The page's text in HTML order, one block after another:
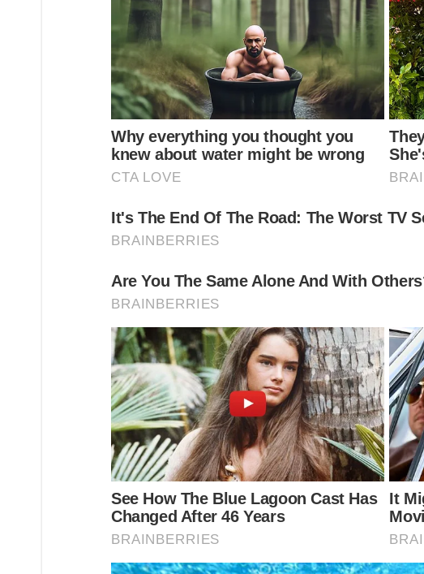
ก่อนอื่นให้จุดธูป 16 ด อ กที่เตรียมไว้ ตั้งจิตแล้วกล่าวนะโม 3 จบ จาก
“ข้าพเจ้า (บอกชื่อนามสกุลให้ชัดเจน) เกิดวันที่ (บอกวันเดือนปีเกิดขอ